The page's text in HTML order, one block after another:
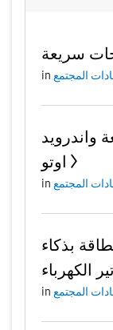
سريعة
in المجتمع
واندرويد
اوتو
in المجتمع
بذكاء
in المجتمع